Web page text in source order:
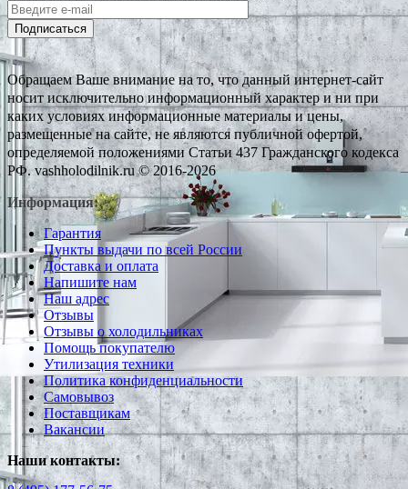
Подписаться
Обращаем Ваше внимание на то, что данный интернет-сайт
носит исключительно информационный характер и ни при
каких условиях информационные материалы и цены,
размещенные на сайте, не являются публичной офертой,
определяемой положениями Статьи 437 Гражданского кодекса
РФ. vashholodilnik.ru © 2016-2026
Информация:
Гарантия
Пункты выдачи по всей России
Доставка и оплата
Напишите нам
Наш адрес
Отзывы
Отзывы о холодильниках
Помощь покупателю
Утилизация техники
Политика конфиденциальности
Самовывоз
Поставщикам
Вакансии
Наши контакты: